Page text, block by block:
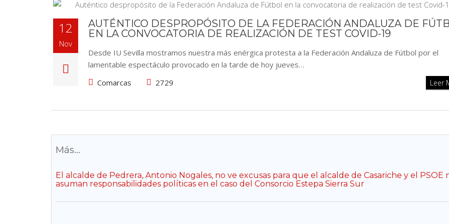
12
Nov
AUTÉNTICO DESPROPÓSITO DE LA FEDERACIÓN ANDALUZA DE
EN LA CONVOCATORIA DE REALIZACIÓN DE TEST COVID-19
Desde IU Sevilla mostramos nuestra más enérgica protesta a la Federación Andaluza de Fútbol por el
lamentable espectáculo provocado en la tarde de hoy jueves…
Comarcas
2729 Leer
Más...
El alcalde de Pedrera, Antonio Nogales, no ve excusas para que el alcalde de Casariche y el PSOE
asuman responsabilidades políticas en el caso del Consorcio Estepa Sierra Sur